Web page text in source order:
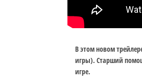
В этом новом
игры). Старший
игре.